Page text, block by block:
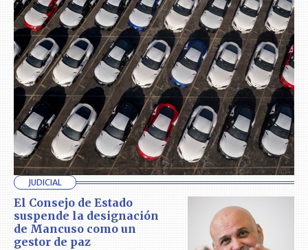
JUDICIAL
El Consejo de Estado
suspende la designación
de Mancuso como un
gestor de paz